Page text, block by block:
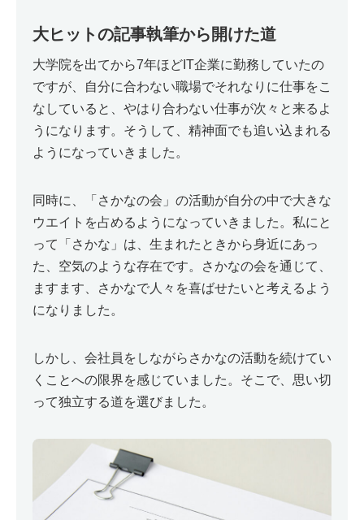
大ヒットの記事執筆から開けた道
大学院を出てから7年ほどIT企業に勤務していたの
ですが、自分に合わない職場でそれなりに仕事をこ
なしていると、やはり合わない仕事が次々と来るよ
うになります。そうして、精神面でも追い込まれる
ようになっていきました。
同時に、「さかなの会」の活動が自分の中で大きな
ウエイトを占めるようになっていきました。私にと
って「さかな」は、生まれたときから身近にあっ
た、空気のような存在です。さかなの会を通じて、
ますます、さかなで人々を喜ばせたいと考えるよう
になりました。
しかし、会社員をしながらさかなの活動を続けてい
くことへの限界を感じていました。そこで、思い切
って独立する道を選びました。